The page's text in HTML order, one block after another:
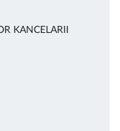
KANCELARII